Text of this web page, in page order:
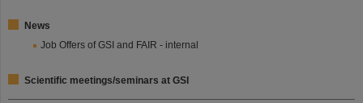
News
Job Offers of GSI and FAIR - internal
Scientific meetings/seminars at GSI